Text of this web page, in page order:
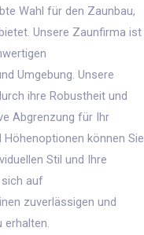
Wahl für den Zaunbau,
Unsere Zaunfirma ist
Umgebung. Unsere
ihre Robustheit und
Abgrenzung für Ihr
können Sie
Stil und Ihre
sich auf
zuverlässigen und
erhalten.